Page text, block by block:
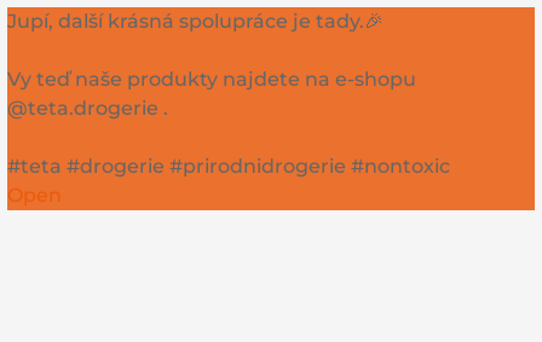
Jupí, další krásná spolupráce je tady.🎉
Vy teď naše produkty najdete na e-shopu
@teta.drogerie .
#teta #drogerie #prirodnidrogerie #nontoxic
Open